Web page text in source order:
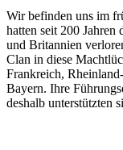
Wir befinden uns im
hatten seit 200
und Britannien
Clan in diese
Frankreich,
Bayern. Ihre
deshalb unterstützten